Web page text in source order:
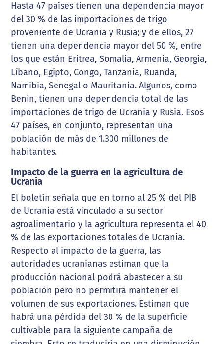
Hasta 47 países tienen una dependencia mayor
del 30 % de las importaciones de trigo
proveniente de Ucrania y Rusia; y de ellos, 27
tienen una dependencia mayor del 50 %, entre
los que están Eritrea, Somalia, Armenia, Georgia,
Líbano, Egipto, Congo, Tanzania, Ruanda,
Namibia, Senegal o Mauritania. Algunos, como
Benin, tienen una dependencia total de las
importaciones de trigo de Ucrania y Rusia. Esos
47 países, en conjunto, representan una
población de más de 1.300 millones de
habitantes.
Impacto de la guerra en la agricultura de
Ucrania
El boletín señala que en torno al 25 % del PIB
de Ucrania está vinculado a su sector
agroalimentario y la agricultura representa el 40
% de las exportaciones totales de Ucrania.
Respecto al impacto de la guerra, las
autoridades ucranianas estiman que la
producción nacional podrá abastecer a su
población pero no permitirá mantener el
volumen de sus exportaciones. Estiman que
habrá una pérdida del 30 % de la superficie
cultivable para la siguiente campaña de